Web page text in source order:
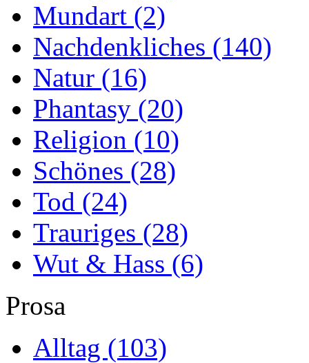
Mundart (2)
Nachdenkliches (140)
Natur (16)
Phantasy (20)
Religion (10)
Schönes (28)
Tod (24)
Trauriges (28)
Wut & Hass (6)
Prosa
Alltag (103)